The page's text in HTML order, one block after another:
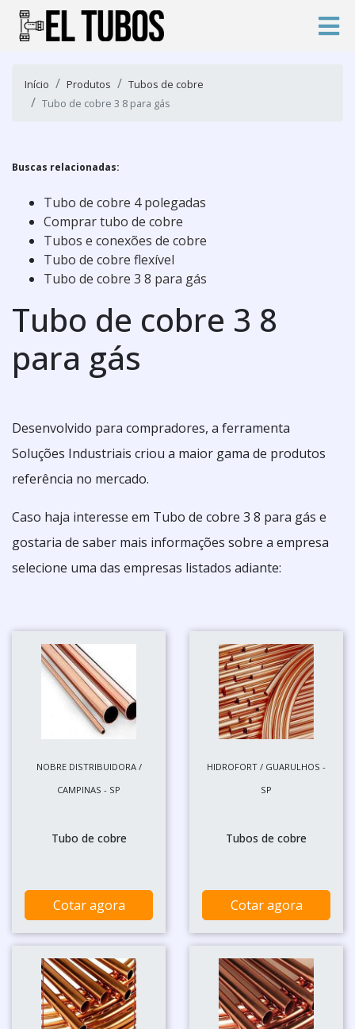
Início Produtos
Tubos de cobre
Tubo de cobre 3 8 para gás
Buscas relacionadas:
Tubo de cobre 4 polegadas
Comprar tubo de cobre
Tubos e conexões de cobre
Tubo de cobre flexível
Tubo de cobre 3 8 para gás
Tubo de cobre 3 8
para gás
Desenvolvido para compradores, a ferramenta
Soluções Industriais criou a maior gama de produtos
referência no mercado.
Caso haja interesse em Tubo de cobre 3 8 para gás e
gostaria de saber mais informações sobre a empresa
selecione uma das empresas listados adiante:
NOBRE DISTRIBUIDORA /
CAMPINAS - SP
Tubo de cobre
Cotar agora
HIDROFORT / GUARULHOS -
SP
Tubos de cobre
Cotar agora